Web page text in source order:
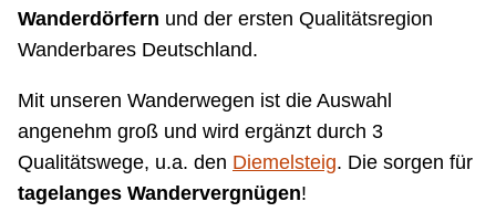
Wanderdörfern und der ersten Qualitätsregion
Wanderbares Deutschland.
Mit unseren Wanderwegen ist die Auswahl
angenehm groß und wird ergänzt durch 3
Qualitätswege, u.a. den Diemelsteig. Die sorgen für
tagelanges Wandervergnügen!